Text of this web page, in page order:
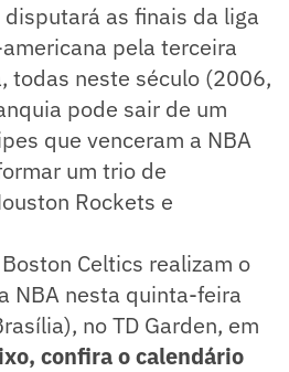
as finais da liga
pela terceira
todas neste século (2006,
pode sair de um
que venceram a NBA
um trio de
Rockets e
Celtics realizam o
NBA nesta quinta-feira
no TD Garden, em
confira o calendário